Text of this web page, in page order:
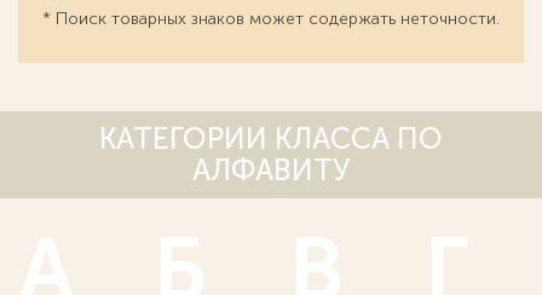
* Поиск товарных знаков может содержать неточности.
КАТЕГОРИИ КЛАССА ПО
АЛФАВИТУ